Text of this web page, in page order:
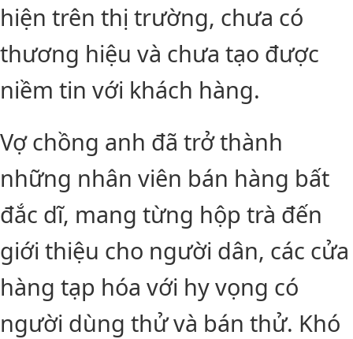
hiện trên thị trường, chưa có
thương hiệu và chưa tạo được
niềm tin với khách hàng.
Vợ chồng anh đã trở thành
những nhân viên bán hàng bất
đắc dĩ, mang từng hộp trà đến
giới thiệu cho người dân, các cửa
hàng tạp hóa với hy vọng có
người dùng thử và bán thử. Khó